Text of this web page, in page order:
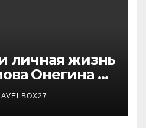
личная жизнь
Онегина —
о жене и